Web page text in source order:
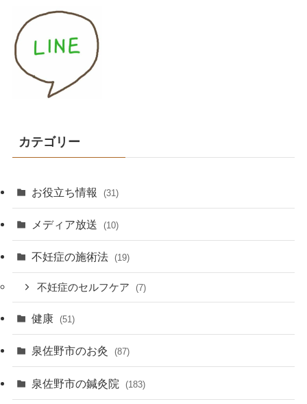
カテゴリー
お役立ち情報 (31)
メディア放送 (10)
不妊症の施術法 (19)
不妊症のセルフケア (7)
健康 (51)
泉佐野市のお灸 (87)
泉佐野市の鍼灸院 (183)